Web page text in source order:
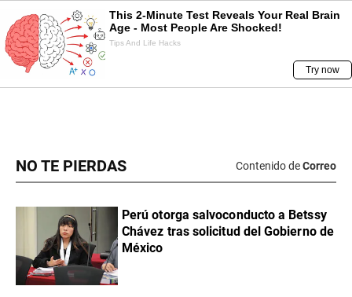
NO TE PIERDAS Contenido deCorreo
Perú otorga salvoconducto a Betssy
Chávez tras solicitud del Gobierno de
México